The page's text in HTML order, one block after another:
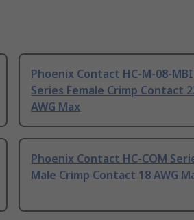
Phoenix Contact HC-M-08-
Series Female Crimp Contact
AWG Max
Phoenix Contact HC-COM
Male Crimp Contact 18 AWG